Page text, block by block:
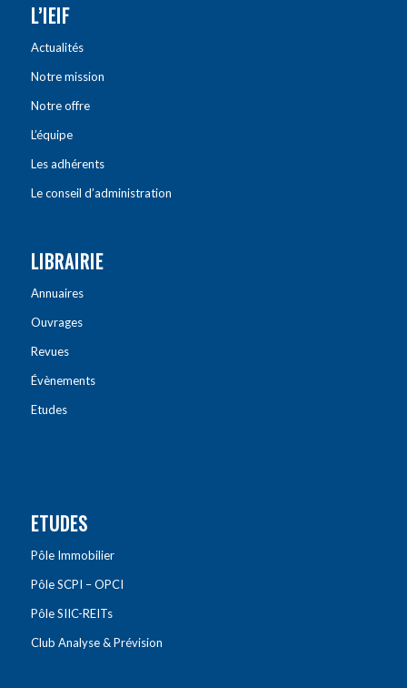
L’IEIF
Actualités
Notre mission
Notre offre
L’équipe
Les adhérents
Le conseil d’administration
LIBRAIRIE
Annuaires
Ouvrages
Revues
Évènements
Etudes
ETUDES
Pôle Immobilier
Pôle SCPI – OPCI
Pôle SIIC-REITs
Club Analyse & Prévision